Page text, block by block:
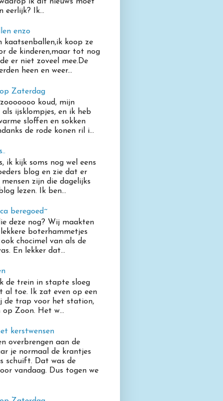
eerlijk? Ik...
enzo
kaatsenballen,ik koop ze
de kinderen,maar tot nog
er niet zoveel mee.De
heen en weer...
Zaterdag
koud, mijn
ijsklompjes, en ik heb
sloffen en sokken
de rode konen ril i...
ik kijk soms nog wel eens
blog en zie dat er
zijn die dagelijks
lezen. Ik ben...
beregoed~
deze nog? Wij maakten
boterhammetjes
chocimel van als de
En lekker dat...
de trein in stapte sloeg
al toe. Ik zat even op een
de trap voor het station,
Zoon. Het w...
kerstwensen
overbrengen aan de
je normaal de krantjes
schuift. Dat was de
vandaag. Dus togen we